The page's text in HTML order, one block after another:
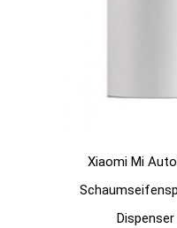
Xiaomi Mi
Dispenser